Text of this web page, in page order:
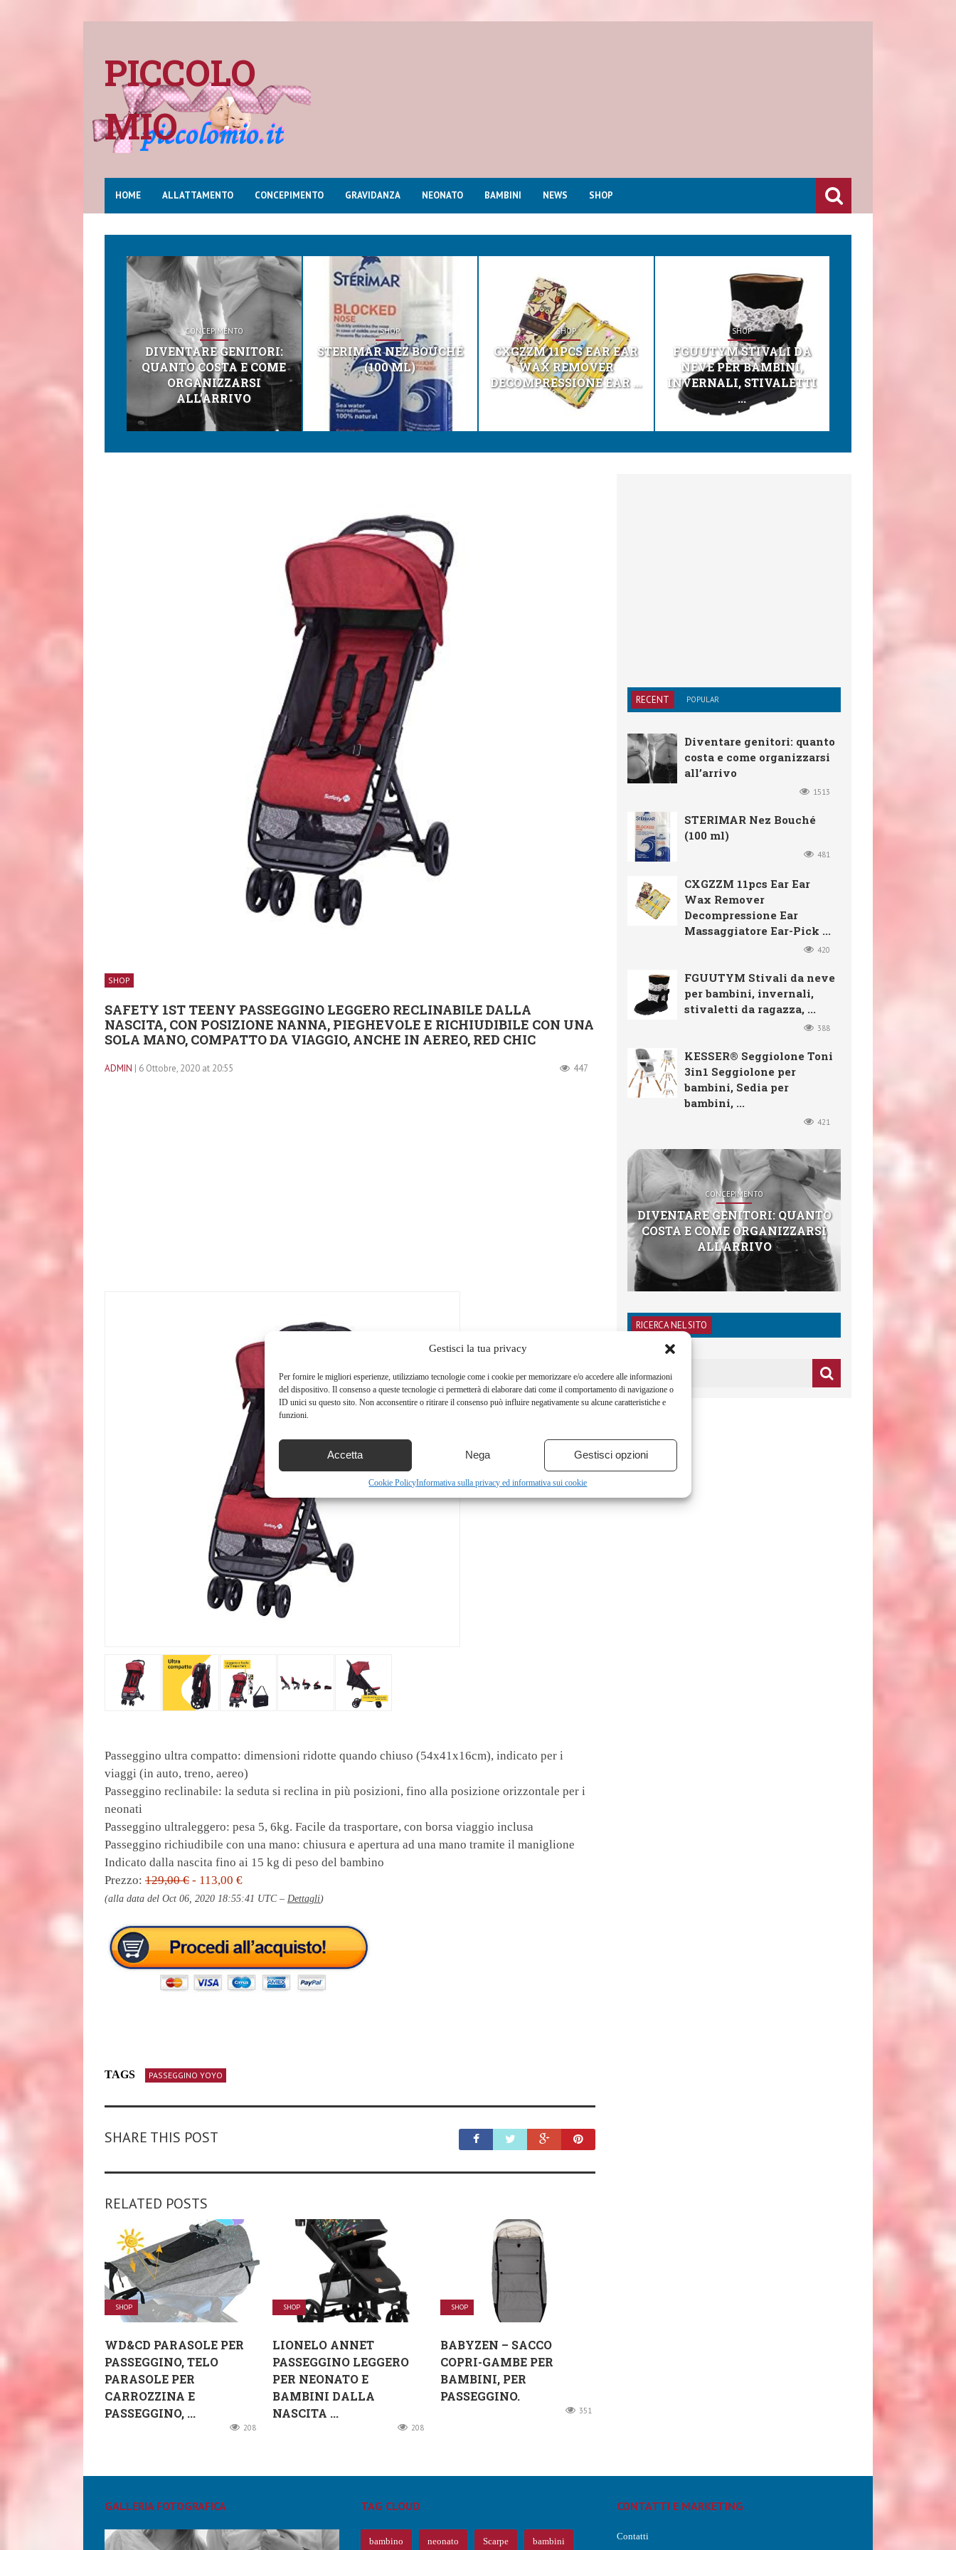
Gestisci la tua privacy
Per fornire le migliori esperienze, utilizziamo tecnologie come i cookie per memorizzare e/o accedere alle informazioni
del dispositivo. Il consenso a queste tecnologie ci permetterà di elaborare dati come il comportamento di navigazione o
ID unici su questo sito. Non acconsentire o ritirare il consenso può influire negativamente su alcune caratteristiche e
funzioni.
Accetta Nega Gestisci opzioni
Cookie PolicyInformativa sulla privacy ed informativa sui cookie
PICCOLO
MIO
HOME ALLATTAMENTO CONCEPIMENTO GRAVIDANZA NEONATO BAMBINI NEWS SHOP
CONCEPIMENTO
DIVENTARE GENITORI:
QUANTO COSTA E COME
ORGANIZZARSI
ALL’ARRIVO
SHOP
STERIMAR NEZ BOUCHÉ
(100 ML)
SHOP
CXGZZM 11PCS EAR EAR
WAX REMOVER
DECOMPRESSIONE EAR ...
SHOP
FGUUTYM STIVALI DA
NEVE PER BAMBINI,
INVERNALI, STIVALETTI
...
SHOP
SAFETY 1ST TEENY PASSEGGINO LEGGERO RECLINABILE DALLA
NASCITA, CON POSIZIONE NANNA, PIEGHEVOLE E RICHIUDIBILE CON UNA
SOLA MANO, COMPATTO DA VIAGGIO, ANCHE IN AEREO, RED CHIC
ADMIN | 6 Ottobre, 2020 at 20:55 447
Passeggino ultra compatto: dimensioni ridotte quando chiuso (54x41x16cm), indicato per i
viaggi (in auto, treno, aereo)
Passeggino reclinabile: la seduta si reclina in più posizioni, fino alla posizione orizzontale per i
neonati
Passeggino ultraleggero: pesa 5, 6kg. Facile da trasportare, con borsa viaggio inclusa
Passeggino richiudibile con una mano: chiusura e apertura ad una mano tramite il maniglione
Indicato dalla nascita fino ai 15 kg di peso del bambino
Prezzo: 129,00 € - 113,00 €
(alla data del Oct 06, 2020 18:55:41 UTC – Dettagli)
TAGS PASSEGGINO YOYO
SHARE THIS POST
RELATED POSTS
SHOP
WD&CD PARASOLE PER
PASSEGGINO, TELO
PARASOLE PER
CARROZZINA E
PASSEGGINO, ...
208
SHOP
LIONELO ANNET
PASSEGGINO LEGGERO
PER NEONATO E
BAMBINI DALLA
NASCITA ...
208
SHOP
BABYZEN – SACCO
COPRI-GAMBE PER
BAMBINI, PER
PASSEGGINO.
351
RECENT POPULAR
Diventare genitori: quanto
costa e come organizzarsi
all’arrivo
1513
STERIMAR Nez Bouché
(100 ml)
481
CXGZZM 11pcs Ear Ear
Wax Remover
Decompressione Ear
Massaggiatore Ear-Pick ...
420
FGUUTYM Stivali da neve
per bambini, invernali,
stivaletti da ragazza, ...
388
KESSER® Seggiolone Toni
3in1 Seggiolone per
bambini, Sedia per
bambini, ...
421
CONCEPIMENTO
DIVENTARE GENITORI: QUANTO
COSTA E COME ORGANIZZARSI
ALL’ARRIVO
RICERCA NEL SITO
GALLERIA FOTOGRAFICA TAG CLOUD
bambino neonato Scarpe bambini
CONTATTI E MARKETING
Contatti